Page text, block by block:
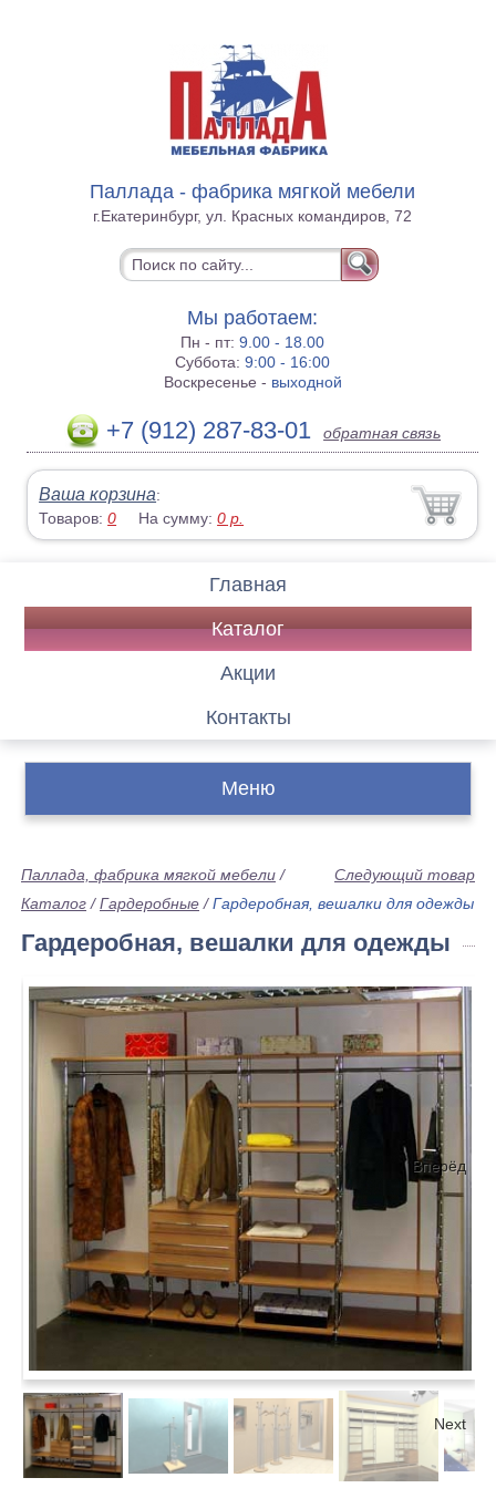
Паллада - фабрика мягкой мебели
г.Екатеринбург, ул. Красных командиров, 72
Мы работаем:
Пн - пт:9.00 - 18.00
Суббота:9:00 - 16:00
Воскресенье - выходной
+7 (912) 287-83-01 обратная связь
Ваша корзина:
Товаров:0 На сумму:0 р.
Главная
Каталог
Акции
Контакты
Меню
Следующий товар
Паллада, фабрика мягкой мебели /
Каталог /Гардеробные /Гардеробная, вешалки для одежды
Гардеробная, вешалки для одежды
Вперёд
Next